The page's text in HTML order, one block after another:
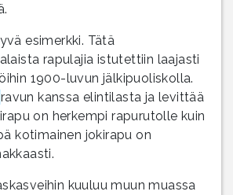
esimerkki. Tätä
rapulajia istutettiin laajasti
1900-luvun jälkipuoliskolla.
ravun kanssa elintilasta ja levittää
on herkempi rapurutolle kuin
kotimainen jokirapu on
kuuluu muun muassa